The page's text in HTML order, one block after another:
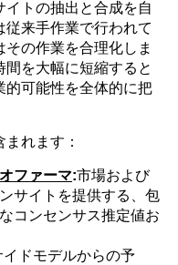
イトの抽出と合成を自
来手作業で行われて
の作業を合理化しま
を大幅に短縮すると
的可能性を全体的に把
れます：
ファーマ:市場および
サイトを提供する、包
コンセンサス推定値お
ドモデルからの予